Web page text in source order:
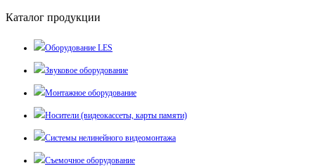
Каталог продукции
Оборудование LES
Звуковое оборудование
Монтажное оборудование
Носители (видеокассеты, карты памяти)
Системы нелинейного видеомонтажа
Съемочное оборудование